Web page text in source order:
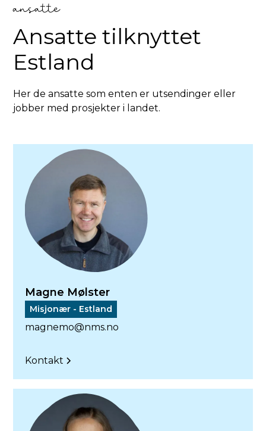
ansatte
Ansatte tilknyttet
Estland
Her de ansatte som enten er utsendinger eller
jobber med prosjekter i landet.
Magne Mølster
Misjonær - Estland
magnemo@nms.no
Kontakt